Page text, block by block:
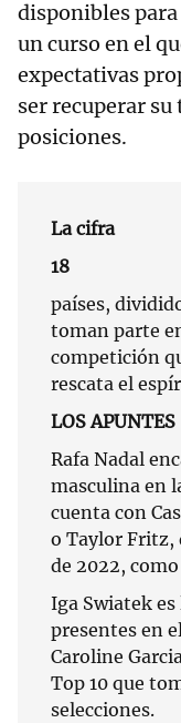
disponibles
un curso en el
expectativas
ser recuperar su
posiciones.
La cifra
18
países,
toman parte
competición
rescata el
LOS APUNTES
Rafa Nadal
masculina en
cuenta con
o Taylor Fritz,
de 2022,
Iga Swiatek
presentes en
Caroline
Top 10 que
selecciones.